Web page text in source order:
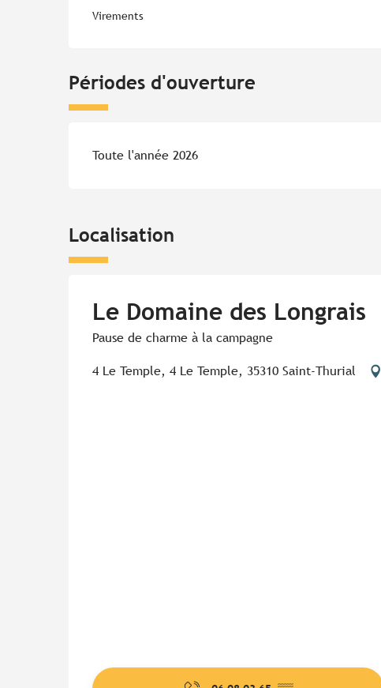
Virements
Périodes d'ouverture
Toute l'année 2026
Localisation
Le Domaine des Longrais
Pause de charme à la campagne
4 Le Temple, 4 Le Temple, 35310 Saint-Thurial